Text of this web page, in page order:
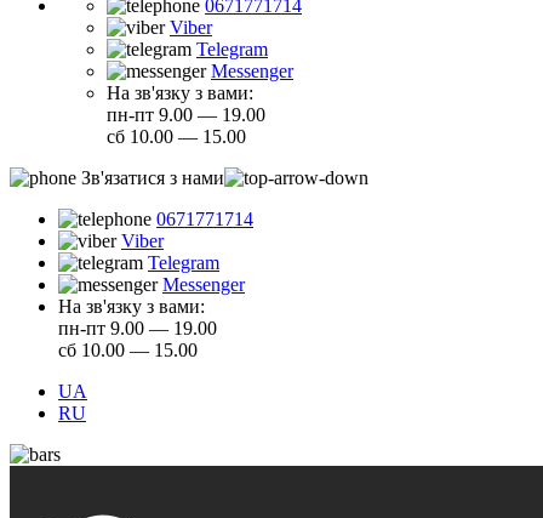
0671771714
Viber
Telegram
Messenger
На зв'язку з вами:
пн-пт 9.00 — 19.00
сб 10.00 — 15.00
Зв'язатися з нами
0671771714
Viber
Telegram
Messenger
На зв'язку з вами:
пн-пт 9.00 — 19.00
сб 10.00 — 15.00
UA
RU